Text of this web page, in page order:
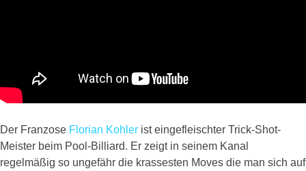
Der Franzose Florian Kohler ist eingefleischter Trick-Shot-
Meister beim Pool-Billiard. Er zeigt in seinem Kanal
regelmäßig so ungefähr die krassesten Moves die man sich auf